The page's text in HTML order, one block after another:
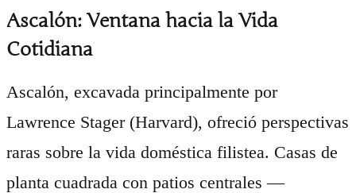
Ascalón: Ventana hacia la Vida
Cotidiana
Ascalón, excavada principalmente por
Lawrence Stager (Harvard), ofreció perspectivas
raras sobre la vida doméstica filistea. Casas de
planta cuadrada con patios centrales —